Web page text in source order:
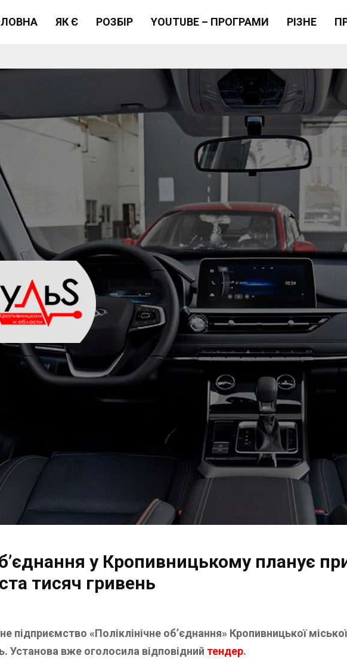
ЯК Є РОЗБІР YOUTUBE – ПРОГРАМИ РІЗНЕ
у Кропивницькому планує
тисяч гривень
підприємство «Поліклінічне об’єднання» Кропивницької
Установа вже оголосила відповідний тендер.